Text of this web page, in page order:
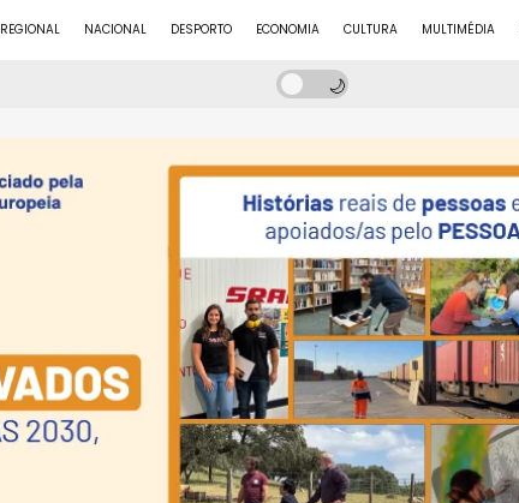
REGIONAL NACIONAL DESPORTO ECONOMIA CULTURA MULTIMÉDIA